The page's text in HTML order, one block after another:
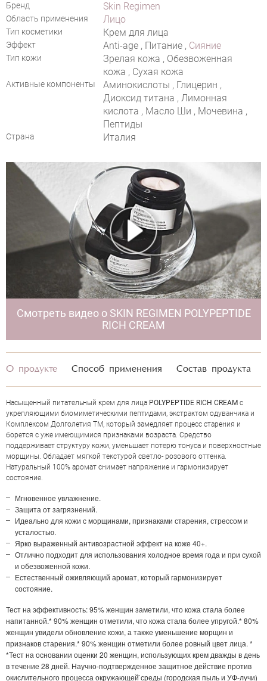
SKIN REGIMEN POLYPEPTIDE RICH
Бренд Skin Regimen
Область применения Лицо
Тип косметики Крем для лица
Эффект Anti-age , Питание , Сияние
Тип кожи
Зрелая кожа , Обезвоженная
кожа , Сухая кожа
Активные компоненты
Аминокислоты , Глицерин ,
Диоксид титана , Лимонная
кислота , Масло Ши , Мочевина ,
Пептиды
Страна Италия
ОЦЕНКА
О продукте Способ применения Состав продукта
Насыщенный питательный крем для лица POLYPEPTIDE RICH CREAM с
укрепляющими биомиметическими пептидами, экстрактом одуванчика и
Комплексом Долголетия TM, который замедляет процесс старения и
борется с уже имеющимися признаками возраста. Средство
поддерживает структуру кожи, уменьшает потерю тонуса и поверхностные
морщины. Обладает мягкой текстурой светло- розового оттенка.
Натуральный 100% аромат снимает напряжение и гармонизирует
состояние.
Мгновенное увлажнение.
Защита от загрязнений.
Идеально для кожи с морщинами, признаками старения, стрессом и
усталостью.
Ярко выраженный антивозрастной эффект на коже 40+.
Отлично подходит для использования холодное время года и при сухой
и обезвоженной кожи.
Естественный оживляющий аромат, который гармонизирует
состояние.
Тест на эффективность:95% женщин заметили, что кожа стала более
напитанной.* 90% женщин отметили, что кожа стала более упругой.* 80%
женщин увидели обновление кожи, а также уменьшение морщин и
признаков старения.* 90% женщин отметили более ровный цвет лица. *
*Тест на основании оценки 20 женщин, использующих крем дважды в день
в течение 28 дней. Научно-подтвержденное защитное действие против
окислительного процесса окружающей̆ среды (городская пыль и УФ-лучи)
Смотреть видео о SKIN REGIMEN POLYPEPTIDE
RICH CREAM